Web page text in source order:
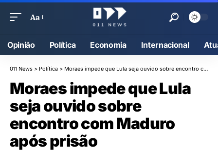
Aa
Opinião Política Economia Internacional
011 News > Política > Moraes impede que Lula seja ouvido sobre encontro com Maduro após prisão
Moraes impede que Lula
seja ouvido sobre
encontro com Maduro
após prisão